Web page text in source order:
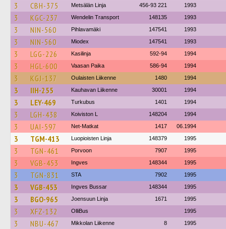
3 CBH-375 Metsälän Linja 456-93 221 1993
3 KGC-237 Wendelin Transport 148135 1993
3 NIN-560 Pihlavamäki 147541 1993
3 NIN-560 Miodex 147541 1993
3 LGG-226 Kasilinja 592-94 1994
3 HGL-600 Vaasan Paika 586-94 1994
3 KGJ-137 Oulaisten Liikenne 1480 1994
3 IIH-255 Kauhavan Liikenne 30001 1994
3 LEY-469 Turkubus 1401 1994
3 LGH-438 Koiviston L 148204 1994
3 UAI-597 Net-Matkat 1417 06.1994
3 TGM-413 Luopioisten Linja 148379 1995
3 TGN-461 Porvoon 7907 1995
3 VGB-453 Ingves 148344 1995
3 TGN-831 STA 7902 1995
3 VGB-453 Ingves Bussar 148344 1995
3 BGO-965 Joensuun Linja 1671 1995
3 XFZ-132 OlliBus 1995
3 NBU-467 Mikkolan Liikenne 8 1995